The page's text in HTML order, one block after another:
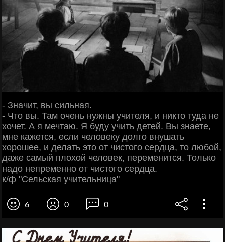
- Значит, вы сильная.
- Что вы. Там очень нужны учителя, и никто туда не
хочет. А я мечтаю. Я буду учить детей. Вы знаете,
мне кажется, если человеку долго внушать
хорошее, и делать это от чистого сердца, то любой,
даже самый плохой человек, переменится. Только
надо непременно от чистого сердца.
к/ф "Сельская учительница"
6 0 0